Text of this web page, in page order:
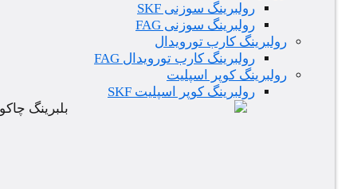
رولبرینگ سوزنی SKF
رولبرینگ سوزنی FAG
رولبرینگ کارب تورویدال
رولبرینگ کارب تورویدال FAG
رولبرینگ کوپر اسپلیت
رولبرینگ کوپر اسپلیت SKF